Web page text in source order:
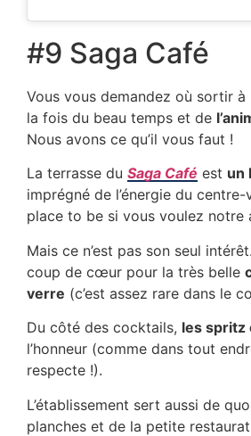
#9 Saga Café
Vous vous demandez où sortir
la fois du beau temps et de
Nous avons ce qu’il vous faut !
La terrasse du Saga Café est un
imprégné de l’énergie du centre-
place to be si vous voulez notre
Mais ce n’est pas son seul
coup de cœur pour la très belle
verre (c’est assez rare dans le
Du côté des cocktails, les spritz
l’honneur (comme dans tout
respecte !).
L’établissement sert aussi de
planches et de la petite